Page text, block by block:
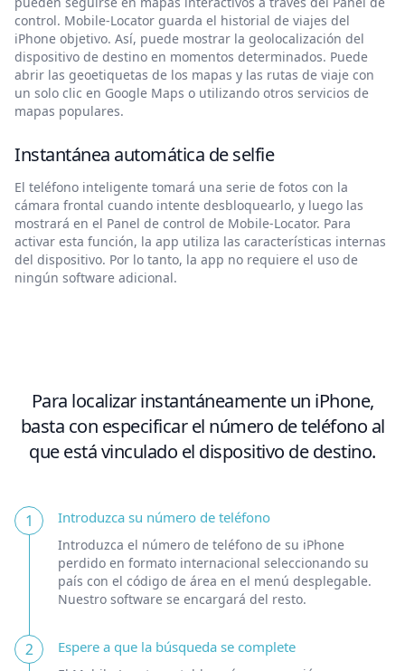
control. Mobile-Locator guarda el historial de viajes del
iPhone objetivo. Así, puede mostrar la geolocalización del
dispositivo de destino en momentos determinados. Puede
abrir las geoetiquetas de los mapas y las rutas de viaje con
un solo clic en Google Maps o utilizando otros servicios de
mapas populares.
Instantánea automática de selfie
El teléfono inteligente tomará una serie de fotos con la
cámara frontal cuando intente desbloquearlo, y luego las
mostrará en el Panel de control de Mobile-Locator. Para
activar esta función, la app utiliza las características internas
del dispositivo. Por lo tanto, la app no requiere el uso de
ningún software adicional.
Para localizar instantáneamente un iPhone,
basta con especificar el número de teléfono al
que está vinculado el dispositivo de destino.
1 Introduzca su número de teléfono
Introduzca el número de teléfono de su iPhone
perdido en formato internacional seleccionando su
país con el código de área en el menú desplegable.
Nuestro software se encargará del resto.
2 Espere a que la búsqueda se complete